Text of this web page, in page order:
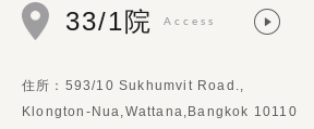
33/1院 Access
住所：593/10 Sukhumvit Road.,
Klongton-Nua,Wattana,Bangkok 10110